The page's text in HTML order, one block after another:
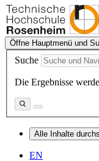
Öffne Hauptmenü und
Suche
Die Ergebnisse
Alle Inhalte
EN